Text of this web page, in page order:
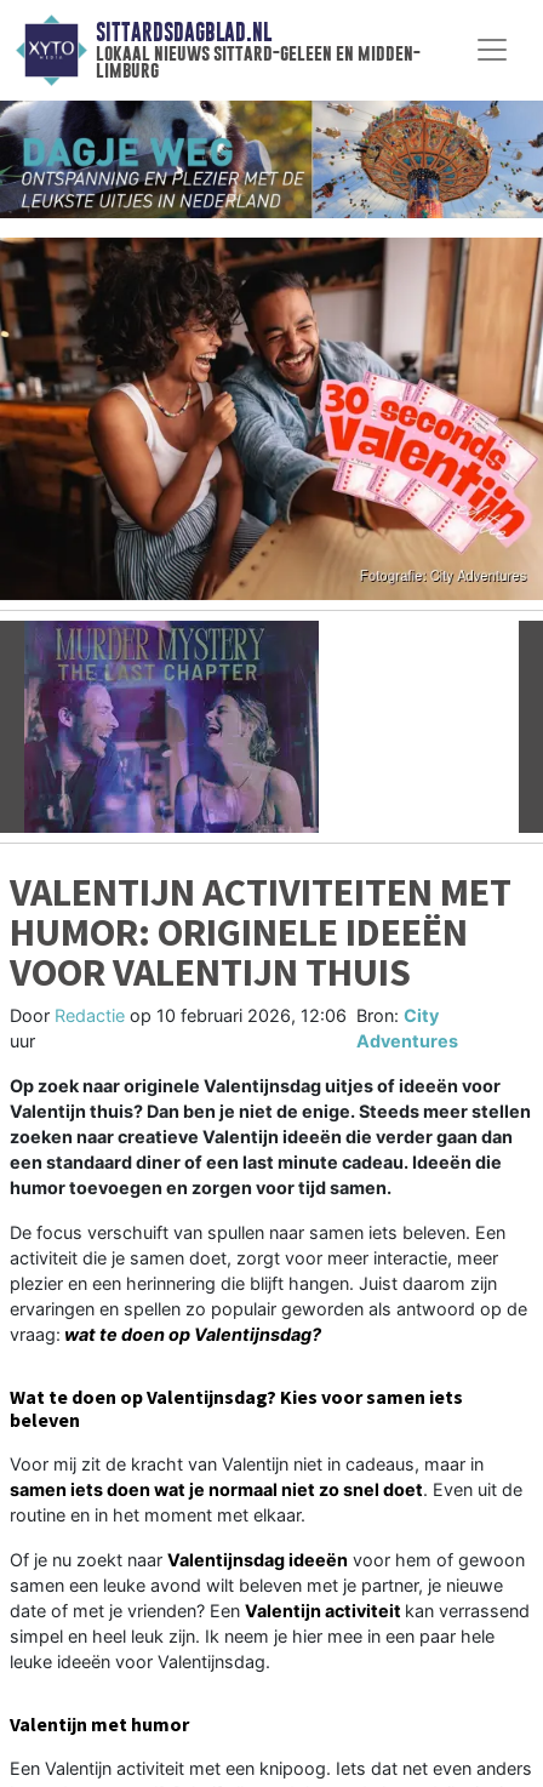
SITTARDSDAGBLAD.NL
lokaal nieuws sittard-geleen en midden-
limburg
Vorige
VALENTIJN ACTIVITEITEN MET
HUMOR: ORIGINELE IDEEËN
VOOR VALENTIJN THUIS
Door Redactie op 10 februari 2026, 12:06
uur
Bron: City
Adventures
Op zoek naar originele Valentijnsdag uitjes of ideeën voor
Valentijn thuis? Dan ben je niet de enige. Steeds meer stellen
zoeken naar creatieve Valentijn ideeën die verder gaan dan
een standaard diner of een last minute cadeau. Ideeën die
humor toevoegen en zorgen voor tijd samen.
De focus verschuift van spullen naar samen iets beleven. Een
activiteit die je samen doet, zorgt voor meer interactie, meer
plezier en een herinnering die blijft hangen. Juist daarom zijn
ervaringen en spellen zo populair geworden als antwoord op de
vraag: wat te doen op Valentijnsdag?
Wat te doen op Valentijnsdag? Kies voor samen iets
beleven
Voor mij zit de kracht van Valentijn niet in cadeaus, maar in
samen iets doen wat je normaal niet zo snel doet. Even uit de
routine en in het moment met elkaar.
Of je nu zoekt naar Valentijnsdag ideeën voor hem of gewoon
samen een leuke avond wilt beleven met je partner, je nieuwe
date of met je vrienden? Een Valentijn activiteit kan verrassend
simpel en heel leuk zijn. Ik neem je hier mee in een paar hele
leuke ideeën voor Valentijnsdag.
Valentijn met humor
Een Valentijn activiteit met een knipoog. Iets dat net even anders